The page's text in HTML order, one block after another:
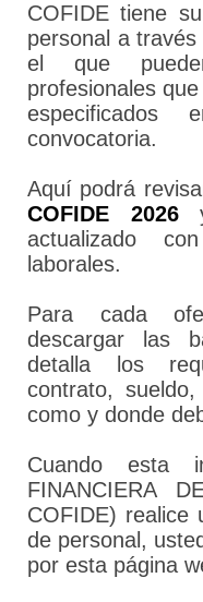
COFIDE tiene
personal a
el que
profesionales
convocatoria.
Aquí podrá
COFIDE 2026y
actualizado
laborales.
Para cada
descargar las
detalla los
contrato,
como y donde
Cuando esta
FINANCIERA
COFIDE) realice
de personal,
por esta página